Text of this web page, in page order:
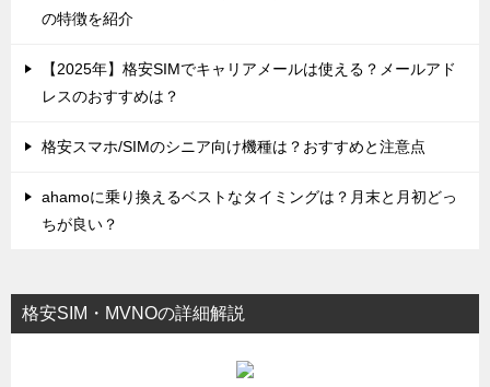
の特徴を紹介
【2025年】格安SIMでキャリアメールは使える？メールアド
レスのおすすめは？
格安スマホ/SIMのシニア向け機種は？おすすめと注意点
ahamoに乗り換えるベストなタイミングは？月末と月初どっ
ちが良い？
格安SIM・MVNOの詳細解説